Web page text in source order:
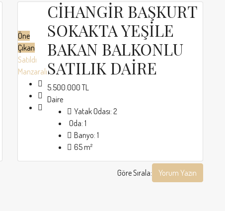
Öne
Çıkan
Satıldı
Manzaralı
CİHANGİR BAŞKURT
SOKAKTA YEŞİLE
BAKAN BALKONLU
SATILIK DAİRE
5.500.000 TL
Daire
Yatak Odası: 2
Oda: 1
Banyo: 1
65m²
Göre Sırala: Yorum Yazın